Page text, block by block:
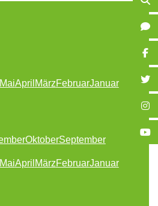
MaiApril MärzFebruarJanuar
OktoberSeptember
MaiApril MärzFebruarJanuar